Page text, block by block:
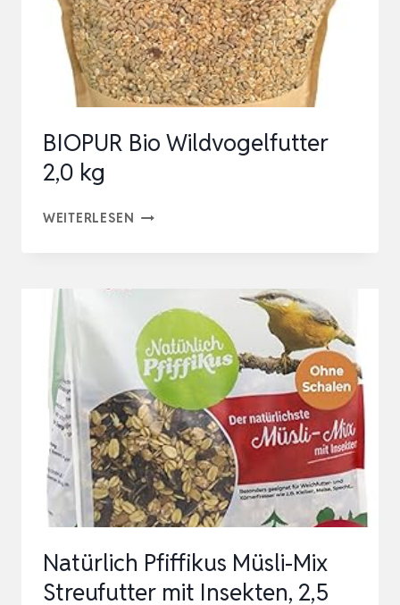
BIOPUR Bio Wildvogelfutter
2,0 kg
WEITERLESEN BIOPUR
KG
Natürlich Pfiffikus Müsli-Mix
Streufutter mit Insekten, 2,5